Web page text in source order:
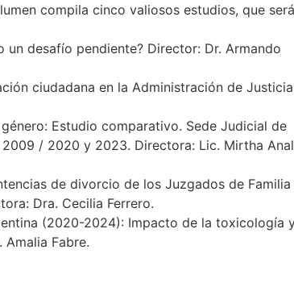
compila cinco valiosos estudios, que
desafío pendiente? Director: Dr. Armando
ciudadana en la Administración de
Estudio comparativo. Sede Judicial de
/ 2020 y 2023. Directora: Lic. Mirtha
de divorcio de los Juzgados de Familia
Dra. Cecilia Ferrero.
(2020-2024): Impacto de la toxicología
Fabre.